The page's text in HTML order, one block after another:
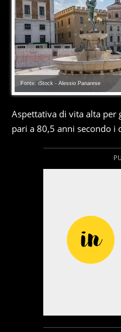
Fonte: iStock - Alessio Panarese
Aspettativa di vita alta per
pari a 80,5 anni secondo i